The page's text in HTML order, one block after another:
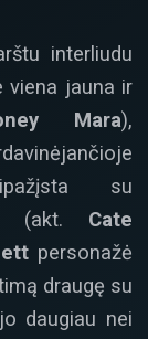
interliudu
viena jauna ir
Mara),
su
(akt. Cate
personažė
draugę su
daugiau nei